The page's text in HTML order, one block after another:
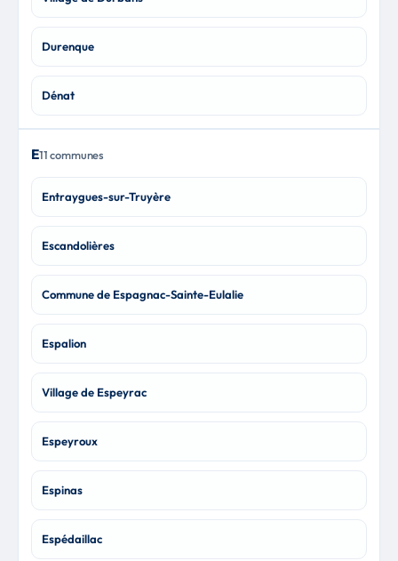
Durenque
Dénat
E11 communes
Entraygues-sur-Truyère
Escandolières
Commune de Espagnac-Sainte-Eulalie
Espalion
Village de Espeyrac
Espeyroux
Espinas
Espédaillac